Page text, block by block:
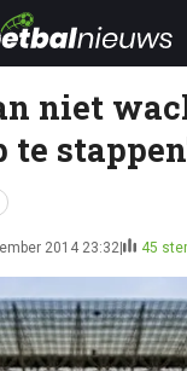
niet
te
2014 23:32 45